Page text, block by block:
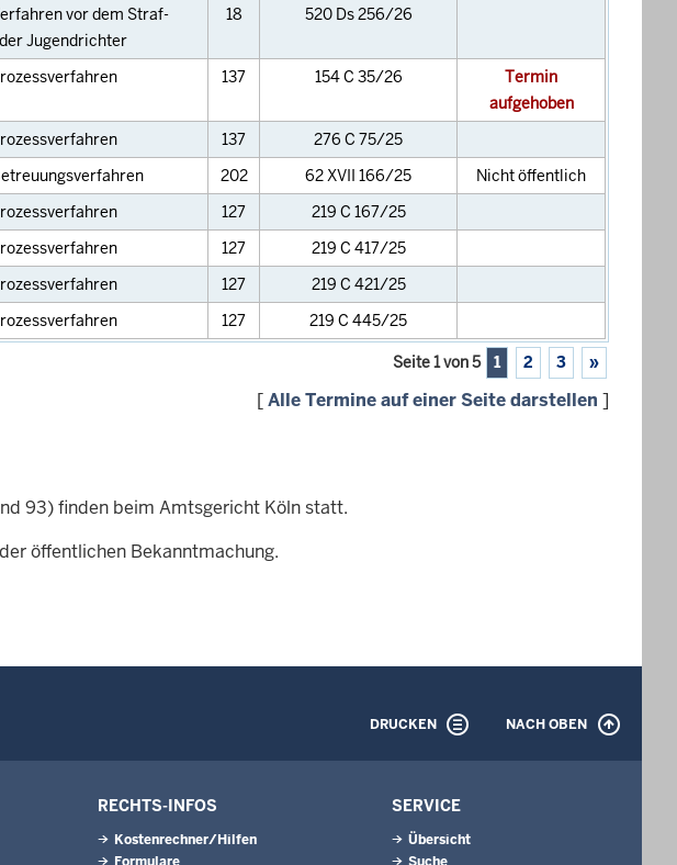
vor dem Straf-
Jugendrichter
18 520 Ds 256/26
137 154 C 35/26
Termin
aufgehoben
137
276 C 75/25
202 62 XVII 166/25
Nicht öffentlich
127
219 C 167/25
127
219 C 417/25
127
219 C 421/25
127 219 C 445/25
Seite 1 von 5 1 2 3 »
[Alle Termine auf einer Seite darstellen ]
93) finden beim Amtsgericht Köln statt.
öffentlichen Bekanntmachung.
DRUCKEN NACH OBEN
RECHTS-INFOS
Kostenrechner/Hilfen
SERVICE
Übersicht